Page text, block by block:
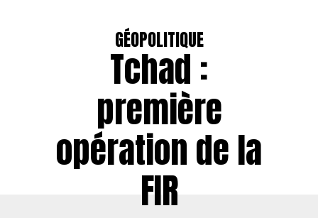
GÉOPOLITIQUE
Tchad :
première
opération de la
FIR